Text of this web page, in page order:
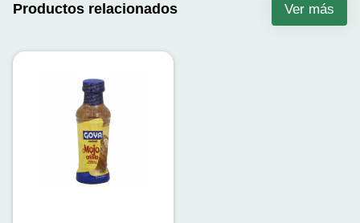
Productos relacionados Ver más